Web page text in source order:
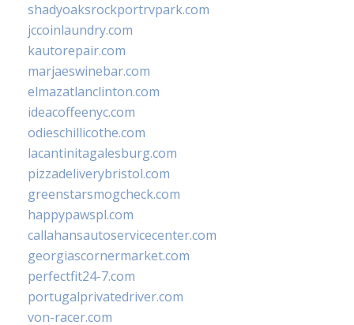
shadyoaksrockportrvpark.com
jccoinlaundry.com
kautorepair.com
marjaeswinebar.com
elmazatlanclinton.com
ideacoffeenyc.com
odieschillicothe.com
lacantinitagalesburg.com
pizzadeliverybristol.com
greenstarsmogcheck.com
happypawspl.com
callahansautoservicecenter.com
georgiascornermarket.com
perfectfit24-7.com
portugalprivatedriver.com
von-racer.com